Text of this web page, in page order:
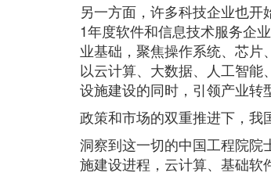
另一方面，许多科技企业也
1年度软件和信息技术服务企
业基础，聚焦操作系统、芯片
以云计算、大数据、人工智
设施建设的同时，引领产业转
政策和市场的双重推进下，我
洞察到这一切的中国工程院院
施建设进程，云计算、基础软